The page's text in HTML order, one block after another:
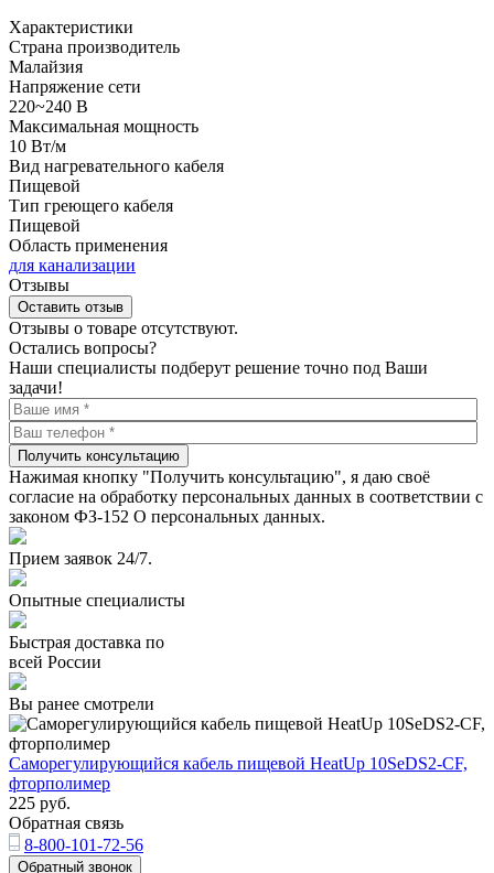
Характеристики
Страна производитель
Малайзия
Напряжение сети
220~240 В
Максимальная мощность
10 Вт/м
Вид нагревательного кабеля
Пищевой
Тип греющего кабеля
Пищевой
Область применения
для канализации
Отзывы
Оставить отзыв
Отзывы о товаре отсутствуют.
Остались вопросы?
Наши специалисты подберут решение точно под Ваши
задачи!
Получить консультацию
Нажимая кнопку "Получить консультацию", я даю своё
согласие на обработку персональных данных в соответствии с
законом ФЗ-152 О персональных данных.
Прием заявок 24/7.
Опытные специалисты
Быстрая доставка по
всей России
Вы ранее смотрели
Саморегулирующийся кабель пищевой HeatUp 10SeDS2-CF,
фторполимер
225 руб.
Обратная связь
8-800-101-72-56
Обратный звонок